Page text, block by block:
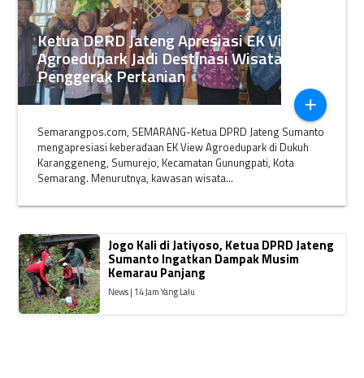
Ketua DPRD Jateng Apresiasi EK View
Agroedupark Jadi Destinasi Wisata
Penggerak Pertanian
add
Semarangpos.com, SEMARANG-Ketua DPRD Jateng Sumanto
mengapresiasi keberadaan EK View Agroedupark di Dukuh
Karanggeneng, Sumurejo, Kecamatan Gunungpati, Kota
Semarang. Menurutnya, kawasan wisata...
Jogo Kali di Jatiyoso, Ketua DPRD Jateng
Sumanto Ingatkan Dampak Musim
Kemarau Panjang
News | 14 Jam Yang Lalu